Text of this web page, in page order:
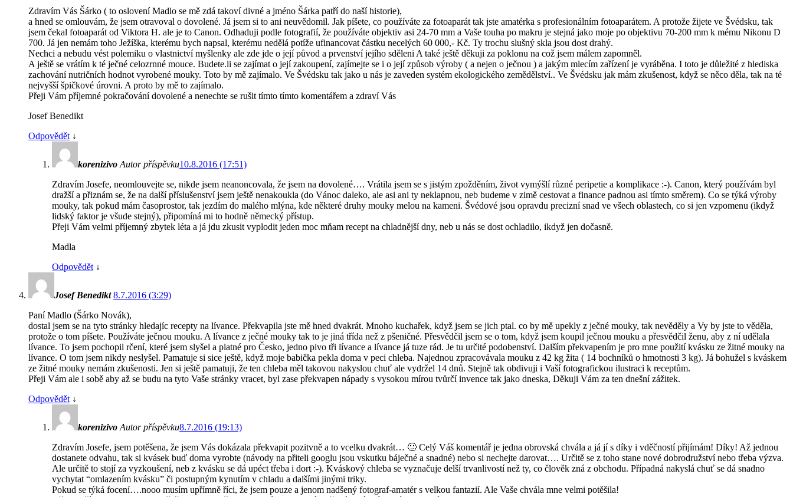
Zdravím Vás Šárko ( to oslovení Madlo se mě zdá takoví divné a jméno Šárka patří do naší historie),
a hned se omlouvám, že jsem otravoval o dovolené. Já jsem si to ani neuvědomil. Jak píšete, co používáte za fotoaparát tak jste amatérka s profesionálním fotoaparátem. A protože žijete ve Švédsku, tak
jsem čekal fotoaparát od Viktora H. ale je to Canon. Odhaduji podle fotografií, že používáte objektiv asi 24-70 mm a Vaše touha po makru je stejná jako moje po objektivu 70-200 mm k mému Nikonu D
700. Já jen nemám toho Ježíška, kterému bych napsal, kterému nedělá potíže ufinancovat částku necelých 60 000,- Kč. Ty trochu slušný skla jsou dost drahý.
Nechci a nebudu vést polemiku o vlastnictví myšlenky ale zde jde o její původ a prvenství jejího sděleni A také ještě děkuji za poklonu na což jsem málem zapomněl.
A ještě se vrátím k té ječné celozrnné mouce. Budete.li se zajímat o její zakoupení, zajímejte se i o její způsob výroby ( a nejen o ječnou ) a jakým mlecím zařízení je vyráběna. I toto je důležité z hlediska
zachování nutričních hodnot vyrobené mouky. Toto by mě zajímalo. Ve Švédsku tak jako u nás je zaveden systém ekologického zemědělství.. Ve Švédsku jak mám zkušenost, když se něco děla, tak na té
nejvyšší špičkové úrovni. A proto by mě to zajímalo.
Přeji Vám příjemné pokračování dovolené a nenechte se rušit tímto tímto komentářem a zdraví Vás
Josef Benedikt
Odpovědět ↓
korenizivo Autor příspěvku10.8.2016 (17:51)
Zdravím Josefe, neomlouvejte se, nikde jsem neanoncovala, že jsem na dovolené…. Vrátila jsem se s jistým zpožděním, život vymýšlí různé peripetie a komplikace :-). Canon, který používám byl
dražší a přiznám se, že na další příslušenství jsem ještě nenakoukla (do Vánoc daleko, ale asi ani ty neklapnou, neb budeme v zimě cestovat a finance padnou asi tímto směrem). Co se týká výroby
mouky, tak pokud mám časoprostor, tak jezdím do malého mlýna, kde některé druhy mouky melou na kameni. Švédové jsou opravdu precizní snad ve všech oblastech, co si jen vzpomenu (ikdyž
lidský faktor je všude stejný), připomíná mi to hodně německý přístup.
Přeji Vám velmi příjemný zbytek léta a já jdu zkusit vyplodit jeden moc mňam recept na chladnější dny, neb u nás se dost ochladilo, ikdyž jen dočasně.
Madla
Odpovědět ↓
Josef Benedikt 8.7.2016 (3:29)
Paní Madlo (Šárko Novák),
dostal jsem se na tyto stránky hledajíc recepty na lívance. Překvapila jste mě hned dvakrát. Mnoho kuchařek, když jsem se jich ptal. co by mě upekly z ječné mouky, tak nevěděly a Vy by jste to věděla,
protože o tom píšete. Používáte ječnou mouku. A lívance z ječné mouky tak to je jiná třída než z pšeničné. Přesvědčil jsem se o tom, když jsem koupil ječnou mouku a přesvědčil ženu, aby z ní udělala
lívance. To jsem pochopil rčení, které jsem slyšel a platné pro Česko, jedno pivo tři lívance a lívance já tuze rád. Je tu určité podobenství. Dalším překvapením je pro mne použití kvásku ze žitné mouky na
lívance. O tom jsem nikdy neslyšel. Pamatuje si sice ještě, když moje babička pekla doma v peci chleba. Najednou zpracovávala mouku z 42 kg žita ( 14 bochníků o hmotnosti 3 kg). Já bohužel s kváskem
ze žitné mouky nemám zkušenosti. Jen si ještě pamatuji, že ten chleba měl takovou nakyslou chuť ale vydržel 14 dnů. Stejně tak obdivuji i Vaší fotografickou ilustraci k receptům.
Přeji Vám ale i sobě aby až se budu na tyto Vaše stránky vracet, byl zase překvapen nápady s vysokou mírou tvůrčí invence tak jako dneska, Děkuji Vám za ten dnešní zážitek.
Odpovědět ↓
korenizivo Autor příspěvku8.7.2016 (19:13)
Zdravím Josefe, jsem potěšena, že jsem Vás dokázala překvapit pozitvně a to vcelku dvakrát… 🙂 Celý Váš komentář je jedna obrovská chvála a já jí s díky i vděčností přijímám! Díky! Až jednou
dostanete odvahu, tak si kvásek buď doma vyrobte (návody na přiteli googlu jsou vskutku báječné a snadné) nebo si nechejte darovat…. Určitě se z toho stane nové dobrodružství nebo třeba výzva.
Ale určitě to stojí za vyzkoušení, neb z kvásku se dá upéct třeba i dort :-). Kváskový chleba se vyznačuje delší trvanlivostí než ty, co člověk zná z obchodu. Případná nakyslá chuť se dá snadno
vychytat “omlazením kvásku” či postupným kynutím v chladu a dalšími jinými triky.
Pokud se týká focení….nooo musím upřímně říci, že jsem pouze a jenom nadšený fotograf-amatér s velkou fantazií. Ale Vaše chvála mne velmi potěšila!